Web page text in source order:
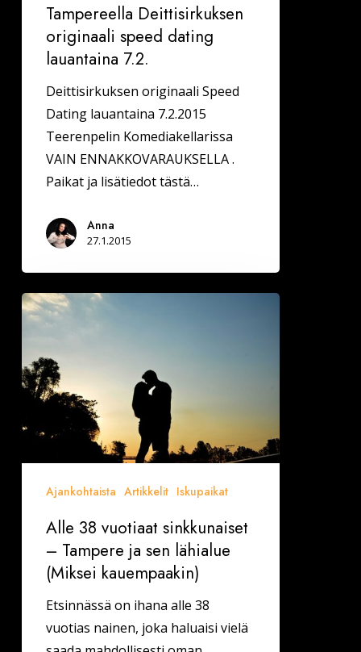
Tampereella Deittisirkuksen
originaali speed dating
lauantaina 7.2.
Deittisirkuksen originaali Speed
Dating lauantaina 7.2.2015
Teerenpelin Komediakellarissa
VAIN ENNAKKOVARAUKSELLA .
Paikat ja lisätiedot tästä…
Anna
27.1.2015
Alle
38
sinkkunaiset
–
Tampere
sen
lähialue
kauempaakin)
Ajankohtaista Artikkelit Iskupaikat
Alle 38 vuotiaat sinkkunaiset
– Tampere ja sen lähialue
(Miksei kauempaakin)
Etsinnässä on ihana alle 38
vuotias nainen, joka haluaisi vielä